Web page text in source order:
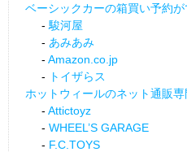
ベーシックカーの箱買い予約
駿河屋
あみあみ
Amazon.co.jp
トイザらス
ホットウィールのネット通販
Attictoyz
WHEEL’S GARAGE
F.C.TOYS